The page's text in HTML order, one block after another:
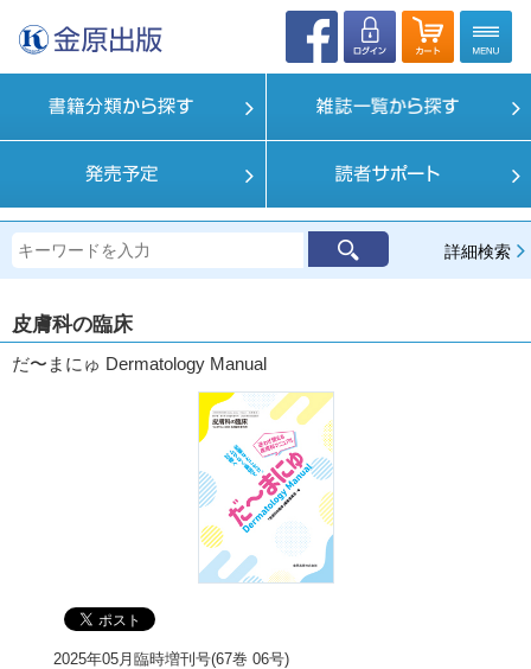
詳細検索
皮膚科の臨床
だ〜まにゅ Dermatology Manual
2025年05月臨時増刊号(67巻 06号)